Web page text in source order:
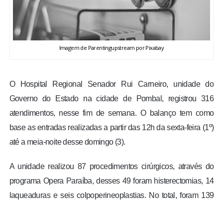
TV LPB
FOTOS
Imagem de Parentingupstream por Pixabay
O Hospital Regional Senador Rui Carneiro, unidade do
Governo do Estado na cidade de Pombal, registrou 316
atendimentos, nesse fim de semana. O balanço tem como
base as entradas realizadas a partir das 12h da sexta-feira (1º)
até a meia-noite desse domingo (3).
A unidade realizou 87 procedimentos cirúrgicos, através do
programa Opera Paraíba, desses 49 foram histerectomias, 14
laqueaduras e seis colpoperineoplastias. No total, foram 139